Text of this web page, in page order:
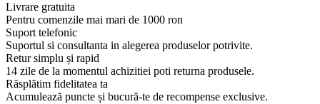
Livrare gratuita
Pentru comenzile mai mari de 1000 ron
Suport telefonic
Suportul si consultanta in alegerea produselor potrivite.
Retur simplu și rapid
14 zile de la momentul achizitiei poti returna produsele.
Răsplătim fidelitatea ta
Acumulează puncte și bucură-te de recompense exclusive.